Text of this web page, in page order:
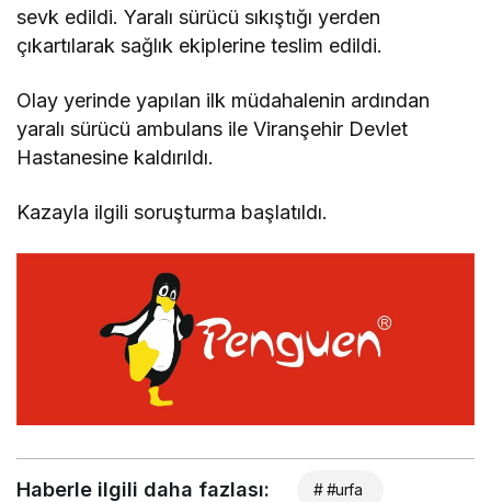
sevk edildi. Yaralı sürücü sıkıştığı yerden
çıkartılarak sağlık ekiplerine teslim edildi.
Olay yerinde yapılan ilk müdahalenin ardından
yaralı sürücü ambulans ile Viranşehir Devlet
Hastanesine kaldırıldı.
Kazayla ilgili soruşturma başlatıldı.
Haberle ilgili daha fazlası: # #urfa